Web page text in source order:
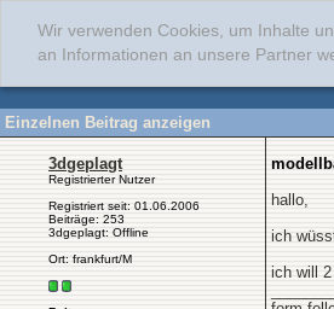
Wir verwenden Cookies, um Inhalte
an Informationen an unsere Partner
Einzelnen Beitrag anzeigen
3dgeplagt
Registrierter Nutzer
Registriert seit: 01.06.2006
Beiträge: 253
3dgeplagt: Offline
Ort: frankfurt/M
hallo,
ich
ich will